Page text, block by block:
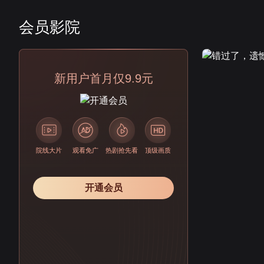
会员影院
新用户首月仅9.9元
院线大片 观看免广 热剧抢先看 顶级画质
开通会员
会员